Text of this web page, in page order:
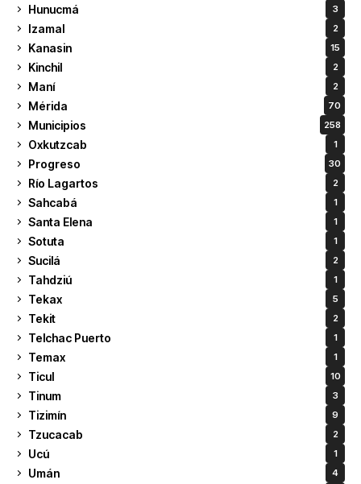
Hunucmá 3
Izamal 2
Kanasin 15
Kinchil 2
Maní 2
Mérida 70
Municipios 258
Oxkutzcab 1
Progreso 30
Río Lagartos 2
Sahcabá 1
Santa Elena 1
Sotuta 1
Sucilá 2
Tahdziú 1
Tekax 5
Tekit 2
Telchac Puerto 1
Temax 1
Ticul 10
Tinum 3
Tizimín 9
Tzucacab 2
Ucú 1
Umán 4